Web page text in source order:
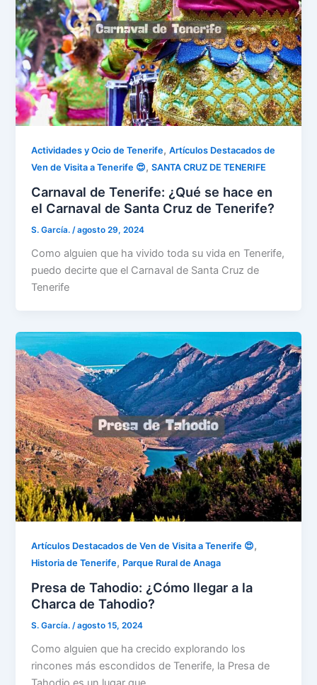
Actividades y Ocio de Tenerife,Artículos Destacados de
Ven de Visita a Tenerife 😍,SANTA CRUZ DE TENERIFE
Carnaval de Tenerife: ¿Qué se hace en
el Carnaval de Santa Cruz de Tenerife?
S. García. /agosto 29, 2024
Como alguien que ha vivido toda su vida en Tenerife,
puedo decirte que el Carnaval de Santa Cruz de
Tenerife
Artículos Destacados de Ven de Visita a Tenerife 😍,
Historia de Tenerife, Parque Rural de Anaga
Presa de Tahodio: ¿Cómo llegar a la
Charca de Tahodio?
S. García. /agosto 15, 2024
Como alguien que ha crecido explorando los
rincones más escondidos de Tenerife, la Presa de